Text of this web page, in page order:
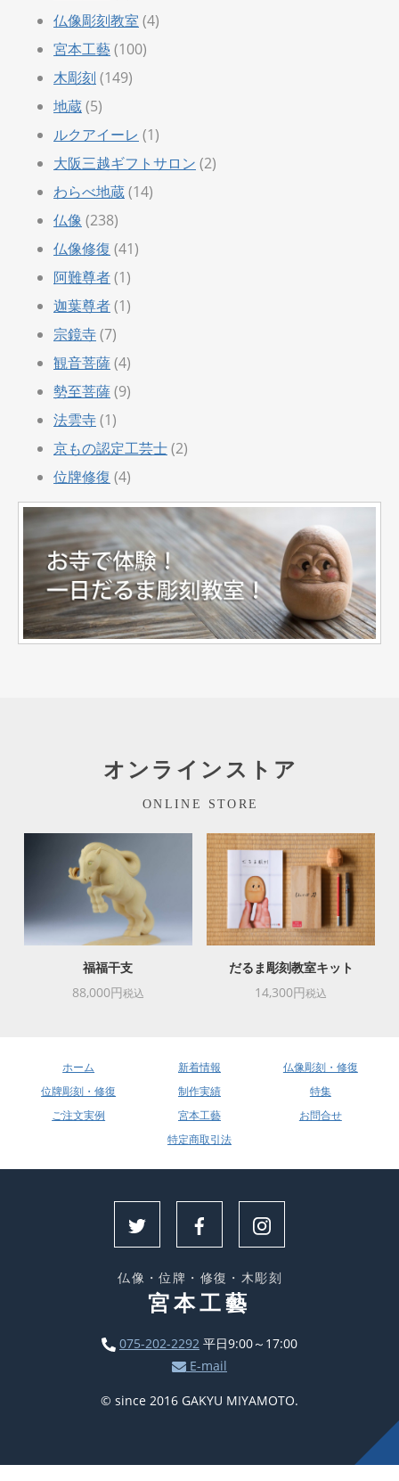
仏像彫刻教室 (4)
宮本工藝(100)
木彫刻 (149)
地蔵(5)
ルクアイーレ (1)
大阪三越ギフトサロン (2)
わらべ地蔵(14)
仏像 (238)
仏像修復 (41)
阿難尊者(1)
迦葉尊者(1)
宗鏡寺(7)
観音菩薩(4)
勢至菩薩(9)
法雲寺(1)
京もの認定工芸士(2)
位牌修復 (4)
オンラインストア
ONLINE STORE
福福干支
88,000円税込
だるま彫刻教室キット
14,300円税込
ホーム 新着情報
仏像彫刻・修復
位牌彫刻・修復
制作実績
特集
ご注文実例
宮本工藝
お問合せ
特定商取引法
仏像・位牌・修復・木彫刻
宮本工藝
075-202-2292 平日9:00～17:00
E-mail
© since 2016 GAKYU MIYAMOTO.